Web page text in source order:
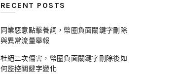
RECENT POSTS
同業惡意點擊養詞，幣圈負面關鍵字刪除
與異常流量舉報
杜絕二次傷害，幣圈負面關鍵字刪除後如
何監控關鍵字變化